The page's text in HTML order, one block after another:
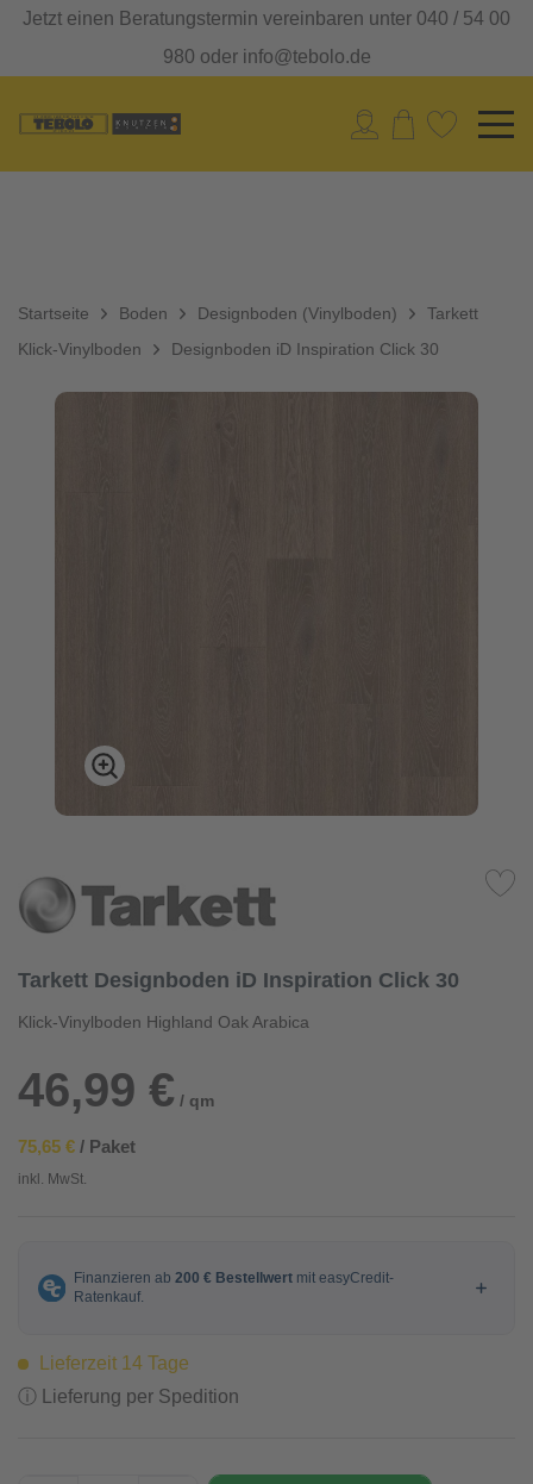
Jetzt einen Beratungstermin vereinbaren unter 040 / 54 00
980 oder info@tebolo.de
Startseite Boden
Designboden (Vinylboden)
Klick-Vinylboden
Tarkett
Designboden iD Inspiration Click 30
Tarkett Designboden iD Inspiration Click 30
Klick-Vinylboden Highland Oak Arabica
46,99 € / qm
75,65 € / Paket
inkl. MwSt.
Lieferzeit 14 Tage
ⓘ Lieferung per Spedition